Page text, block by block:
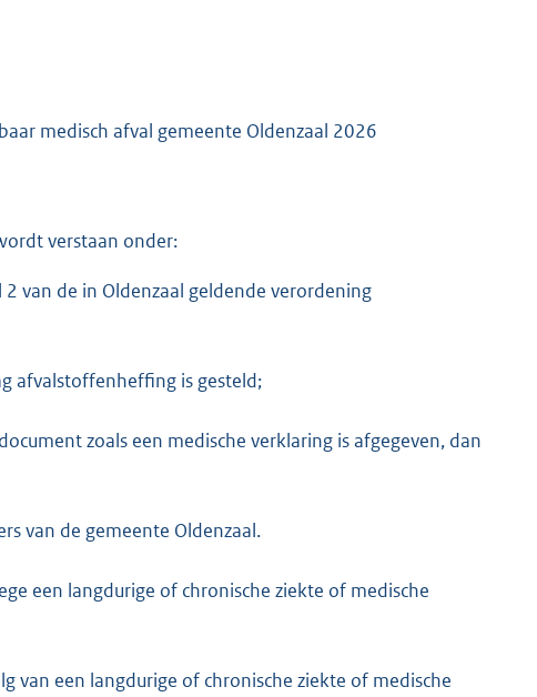
medisch afval gemeente Oldenzaal 2026
verstaan onder:
van de in Oldenzaal geldende verordening
afvalstoffenheffing is gesteld;
zoals een medische verklaring is afgegeven, dan
van de gemeente Oldenzaal.
een langdurige of chronische ziekte of medische
van een langdurige of chronische ziekte of medische